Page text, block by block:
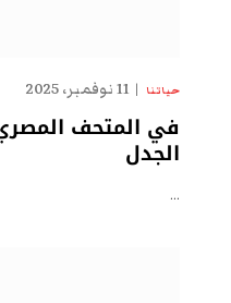
حياتنا 11 نوفمبر، 2025
في المتحف
الجدل
…